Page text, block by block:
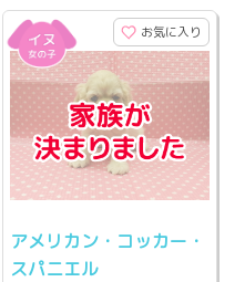
お気に入り
アメリカン・コッカー・
スパニエル